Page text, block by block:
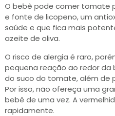
O bebê pode comer tomate
e fonte de licopeno, um
saúde e que fica mais
azeite de oliva.
O risco de alergia é raro,
pequena reação ao redor da
do suco do tomate, além de
Por isso, não ofereça uma
bebê de uma vez. A
rapidamente.